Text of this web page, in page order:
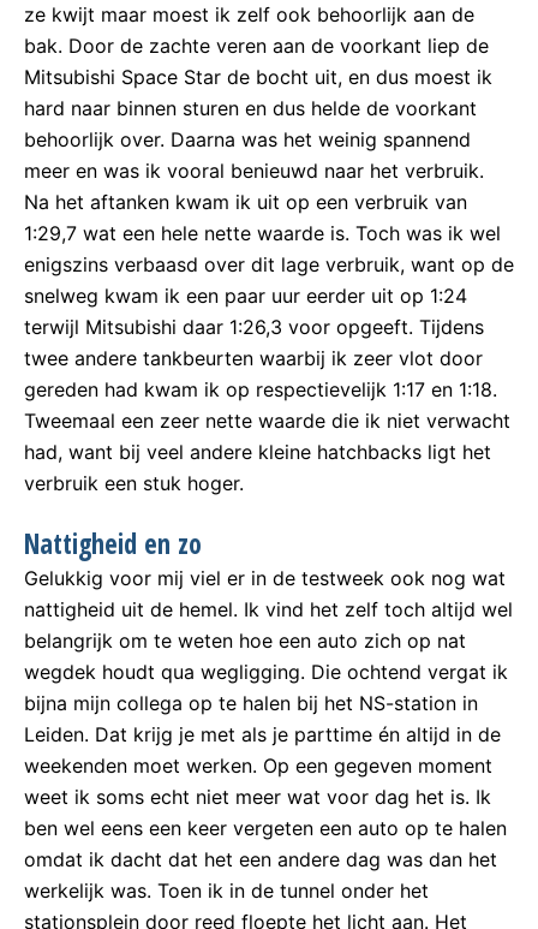
ze kwijt maar moest ik zelf ook behoorlijk aan de
bak. Door de zachte veren aan de voorkant liep de
Mitsubishi Space Star de bocht uit, en dus moest ik
hard naar binnen sturen en dus helde de voorkant
behoorlijk over. Daarna was het weinig spannend
meer en was ik vooral benieuwd naar het verbruik.
Na het aftanken kwam ik uit op een verbruik van
1:29,7 wat een hele nette waarde is. Toch was ik wel
enigszins verbaasd over dit lage verbruik, want op de
snelweg kwam ik een paar uur eerder uit op 1:24
terwijl Mitsubishi daar 1:26,3 voor opgeeft. Tijdens
twee andere tankbeurten waarbij ik zeer vlot door
gereden had kwam ik op respectievelijk 1:17 en 1:18.
Tweemaal een zeer nette waarde die ik niet verwacht
had, want bij veel andere kleine hatchbacks ligt het
verbruik een stuk hoger.
Nattigheid en zo
Gelukkig voor mij viel er in de testweek ook nog wat
nattigheid uit de hemel. Ik vind het zelf toch altijd wel
belangrijk om te weten hoe een auto zich op nat
wegdek houdt qua wegligging. Die ochtend vergat ik
bijna mijn collega op te halen bij het NS-station in
Leiden. Dat krijg je met als je parttime én altijd in de
weekenden moet werken. Op een gegeven moment
weet ik soms echt niet meer wat voor dag het is. Ik
ben wel eens een keer vergeten een auto op te halen
omdat ik dacht dat het een andere dag was dan het
werkelijk was. Toen ik in de tunnel onder het
stationsplein door reed floepte het licht aan. Het